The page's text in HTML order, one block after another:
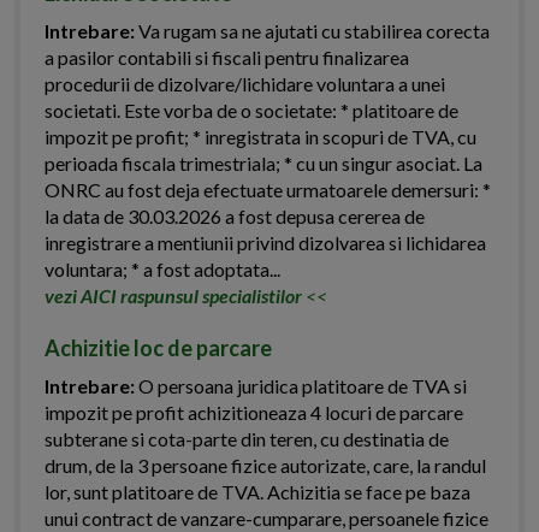
Intrebare:Va rugam sa ne ajutati cu stabilirea corecta
a pasilor contabili si fiscali pentru finalizarea
procedurii de dizolvare/lichidare voluntara a unei
societati. Este vorba de o societate: * platitoare de
impozit pe profit; * inregistrata in scopuri de TVA, cu
perioada fiscala trimestriala; * cu un singur asociat. La
ONRC au fost deja efectuate urmatoarele demersuri: *
la data de 30.03.2026 a fost depusa cererea de
inregistrare a mentiunii privind dizolvarea si lichidarea
voluntara; * a fost adoptata...
vezi AICI raspunsul specialistilor <<
Achizitie loc de parcare
Intrebare:O persoana juridica platitoare de TVA si
impozit pe profit achizitioneaza 4 locuri de parcare
subterane si cota-parte din teren, cu destinatia de
drum, de la 3 persoane fizice autorizate, care, la randul
lor, sunt platitoare de TVA. Achizitia se face pe baza
unui contract de vanzare-cumparare, persoanele fizice